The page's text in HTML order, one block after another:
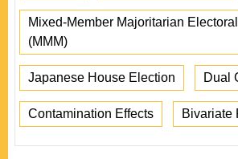
Mixed-Member Majoritarian
(MMM)
Japanese House Election Dual
Contamination Effects Bivariate